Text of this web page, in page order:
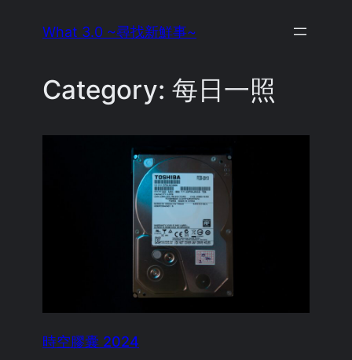
What 3.0 ~尋找新鮮事~
Category:每日一照
時空膠囊 2024